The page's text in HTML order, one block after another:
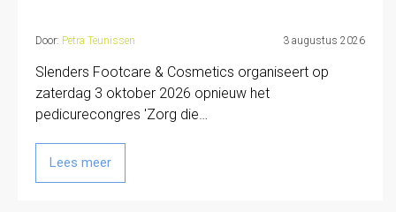
Door: Petra Teunissen 3 augustus 2026
Slenders Footcare & Cosmetics organiseert op
zaterdag 3 oktober 2026 opnieuw het
pedicurecongres 'Zorg die…
Lees meer